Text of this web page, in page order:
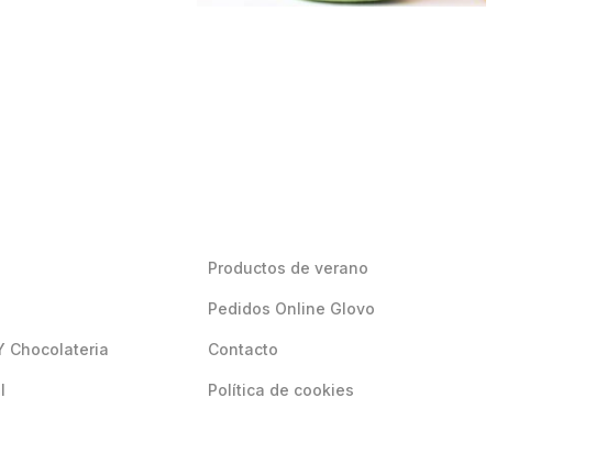
Chocolateria
Productos de verano
Pedidos Online Glovo
Contacto
Política de cookies